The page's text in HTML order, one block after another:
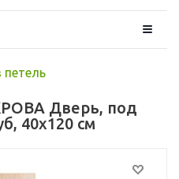
петель
Дверь, под
40x120 см